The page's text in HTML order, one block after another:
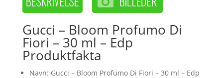
Gucci – Bloom Profumo Di
Fiori – 30 ml – Edp
Produktfakta
Navn: Gucci – Bloom Profumo Di Fiori – 30 ml – Edp